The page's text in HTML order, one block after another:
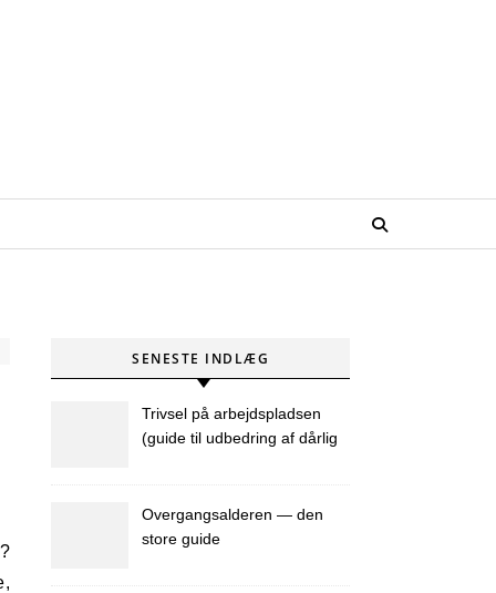
SENESTE INDLÆG
Trivsel på arbejdspladsen
(guide til udbedring af dårlig
Overgangsalderen — den
store guide